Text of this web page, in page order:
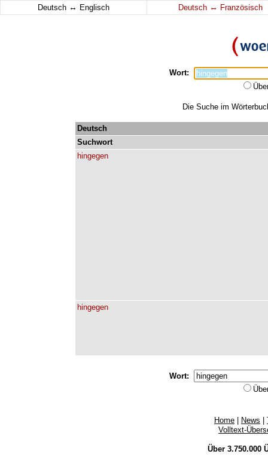
Deutsch ↔ Englisch Deutsch ↔ Französisch
Wort:
Die Suche im
Deutsch
Suchwort
hingegen
hingegen
Wort:
Home News
Volltext-
Über 3.750.000